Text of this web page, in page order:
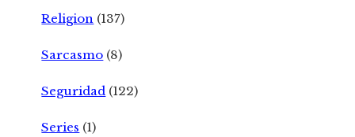
Religion (137)
Sarcasmo (8)
Seguridad (122)
Series (1)